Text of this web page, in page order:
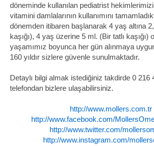
döneminde kullanılan pediatrist
vitamini damlalarının kullanımını
dönemden itibaren başlanarak 4 yaş altına
kaşığı), 4 yaş üzerine 5 ml. (Bir tatlı
yaşamımız boyunca her gün alınmaya
160 yıldır sizlere güvenle sunulmaktadır.
Detaylı bilgi almak istediğiniz takdirde 0 216
telefondan bizlere ulaşabilirsiniz.
http://www.mollers.com.tr
http://www.facebook.com/
http://www.twitter.com/
http://www.instagram.com/